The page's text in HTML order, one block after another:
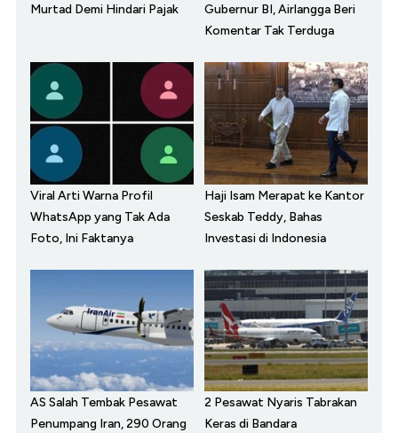
Murtad Demi Hindari Pajak
Gubernur BI, Airlangga Beri
Komentar Tak Terduga
Viral Arti Warna Profil
WhatsApp yang Tak Ada
Foto, Ini Faktanya
Haji Isam Merapat ke Kantor
Seskab Teddy, Bahas
Investasi di Indonesia
AS Salah Tembak Pesawat
Penumpang Iran, 290 Orang
2 Pesawat Nyaris Tabrakan
Keras di Bandara